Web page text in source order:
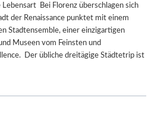
Bei Florenz überschlagen sich
der Renaissance punktet mit einem
Stadtensemble, einer einzigartigen
Museen vom Feinsten und
Der übliche dreitägige Städtetrip ist